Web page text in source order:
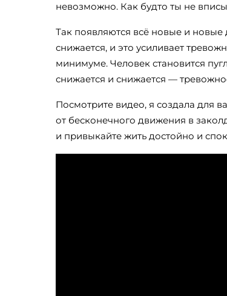
невозможно. Как будто ты не
Так появляются всё новые и новые
снижается, и это усиливает
минимуме. Человек становится
снижается и снижается —
Посмотрите видео, я создала для
от бесконечного движения в
и привыкайте жить достойно и